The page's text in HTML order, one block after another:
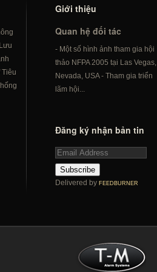
Lưu
Tiêu
Giới thiệu
Quan hệ đối tác
- Một số hình ảnh tham gia hội
thảo NFPA 2005 tại Las Vegas,
Nevada, USA - Tham gia triển
lãm hội...
Đăng ký nhận bản tin
Subscribe
Delivered by FEEDBURNER